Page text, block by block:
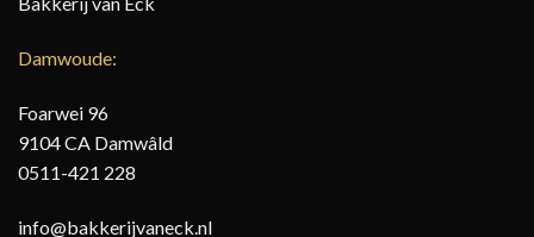
Damwoude:
Foarwei 96
9104 CA Damwâld
0511-421 228
info@bakkerijvaneck.nl